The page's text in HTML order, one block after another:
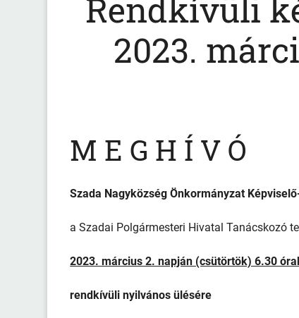
Rendkívüli
2023.
M E G H Í V Ó
Szada Nagyközség Önkormányzat
a Szadai Polgármesteri Hivatal Tanácskozó
2023. március 2. napján (csütörtök) 6.30
rendkívüli nyilvános ülésére